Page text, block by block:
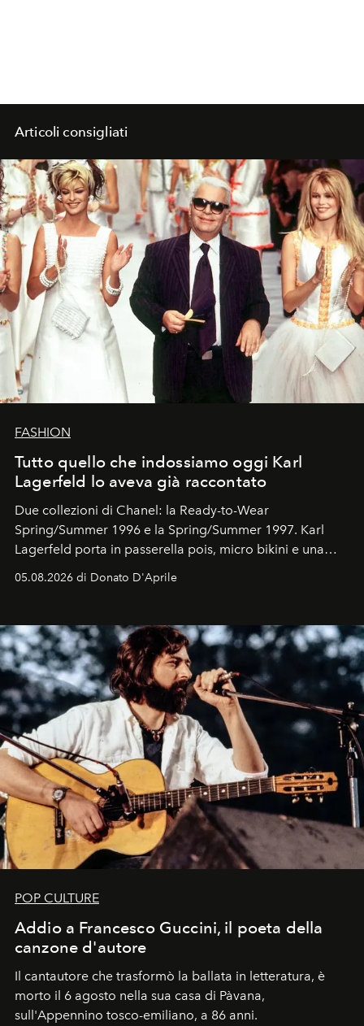
Articoli consigliati
FASHION
Tutto quello che indossiamo oggi Karl
Lagerfeld lo aveva già raccontato
Due collezioni di Chanel: la Ready-to-Wear
Spring/Summer 1996 e la Spring/Summer 1997. Karl
Lagerfeld porta in passerella pois, micro bikini e una
logomania pensata per la spiaggia
Kate, Claudia e Carla una dietro l'altra. Trent'anni dopo,
uno dei documenti più contemporanei che abbiamo.
05.08.2026 di Donato D'Aprile
POP CULTURE
Addio a Francesco Guccini, il poeta della
canzone d'autore
Il cantautore che trasformò la ballata in letteratura, è
morto il 6 agosto nella sua casa di Pàvana,
sull'Appennino tosco-emiliano, a 86 anni.